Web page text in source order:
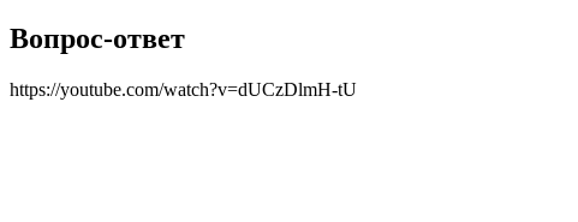
Вопрос-ответ
https://youtube.com/watch?v=dUCzDlmH-tU